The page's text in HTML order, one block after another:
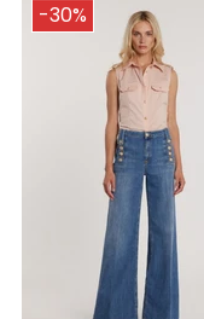
-30%